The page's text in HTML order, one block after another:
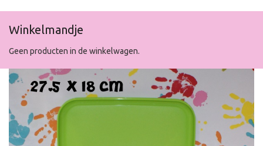
Winkelmandje
Geen producten in de winkelwagen.